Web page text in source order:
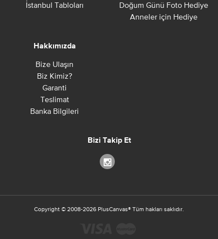
İstanbul Tabloları
Doğum Günü Foto Hediye
Anneler için Hediye
Hakkımızda
Bize Ulaşın
Biz Kimiz?
Garanti
Teslimat
Banka Bilgileri
Bizi Takip Et
Copyright © 2008-2026 PlusCanvas® Tüm hakları saklıdır.